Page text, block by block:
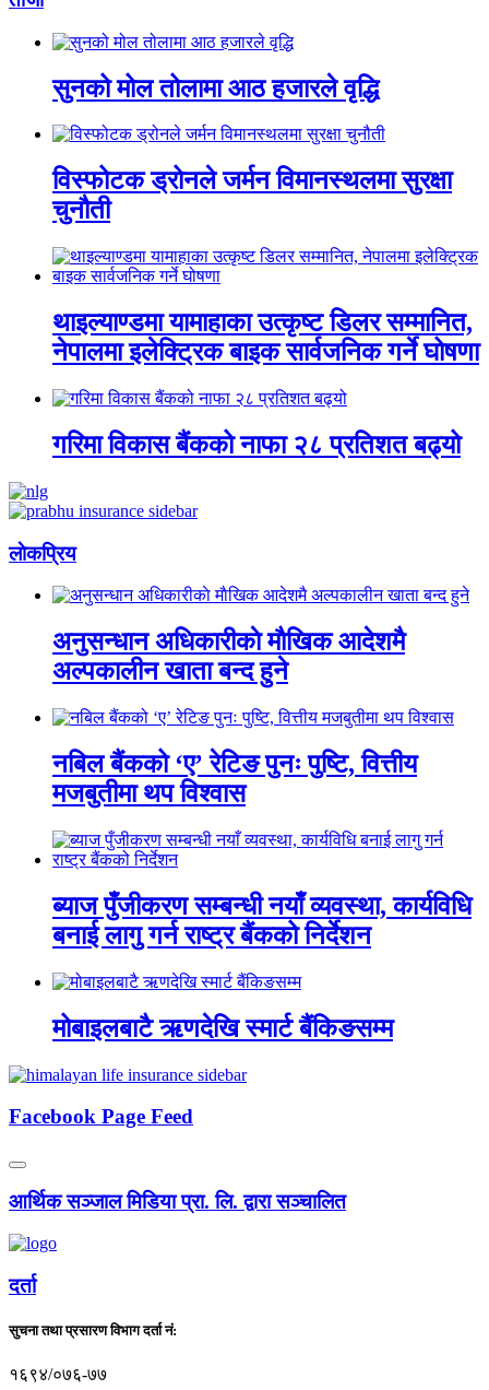
सुनको मोल तोलामा आठ हजारले वृद्धि
विस्फोटक ड्रोनले जर्मन विमानस्थलमा सुरक्षा
चुनौती
थाइल्याण्डमा यामाहाका उत्कृष्ट डिलर सम्मानित,
नेपालमा इलेक्ट्रिक बाइक सार्वजनिक गर्ने घोषणा
गरिमा विकास बैंकको नाफा २८ प्रतिशत बढ्यो
लाेकप्रिय
अनुसन्धान अधिकारीकाे माैखिक आदेशमै
अल्पकालीन खाता बन्द हुने
नबिल बैंकको ‘ए’ रेटिङ पुनः पुष्टि, वित्तीय
मजबुतीमा थप विश्वास
ब्याज पुँजीकरण सम्बन्धी नयाँ व्यवस्था, कार्यविधि
बनाई लागु गर्न राष्ट्र बैंकको निर्देशन
मोबाइलबाटै ऋणदेखि स्मार्ट बैंकिङसम्म
Facebook Page Feed
आर्थिक सञ्जाल मिडिया प्रा. लि. द्वारा सञ्चालित
दर्ता
सुचना तथा प्रसारण विभाग दर्ता नं:
१६९४/०७६-७७